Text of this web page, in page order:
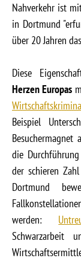
Nahverkehr ist
in Dortmund
über 20 Jahren
Diese
Herzen Europas
Beispiel
die
der schieren
Dortmund
werden:
Schwarzarbeit